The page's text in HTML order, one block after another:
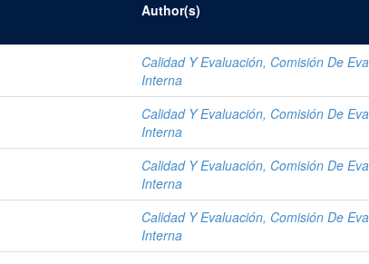
Author(s)
Calidad Y Evaluación, Comisión De
Interna
Calidad Y Evaluación, Comisión De
Interna
Calidad Y Evaluación, Comisión De
Interna
Calidad Y Evaluación, Comisión De
Interna